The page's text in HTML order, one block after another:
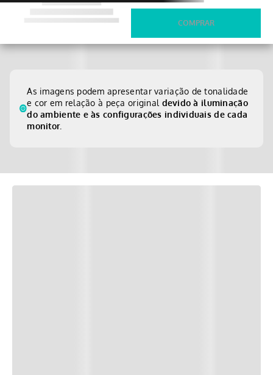
As imagens podem apresentar variação de tonalidade
e cor em relação à peça original devido à iluminação
do ambiente e às configurações individuais de cada
monitor.